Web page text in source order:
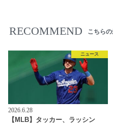
RECOMMEND こちら
ニュース
2026.6.28
【MLB】タッカー、ラッシン